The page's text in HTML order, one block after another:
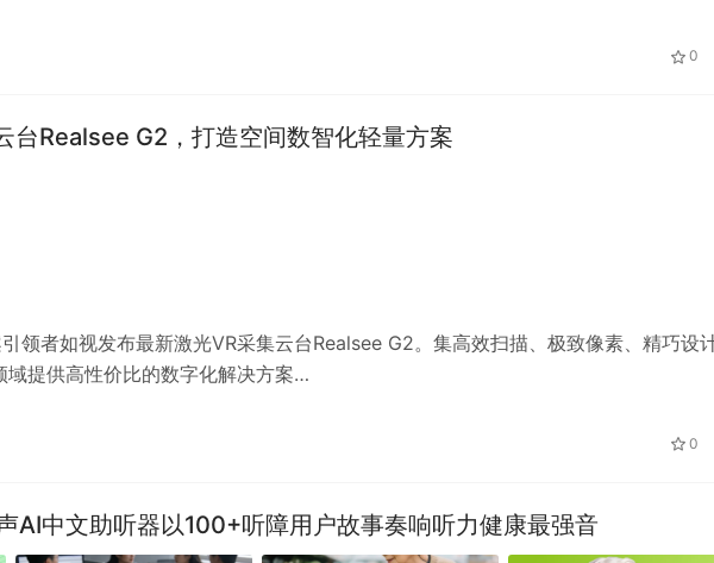
0
台Realsee G2，打造空间数智化轻量方案
领者如视发布最新激光VR采集云台Realsee G2。集高效扫描、极致像素、精巧设
域提供高性价比的数字化解决方案…
0
AI中文助听器以100+听障用户故事奏响听力健康最强音